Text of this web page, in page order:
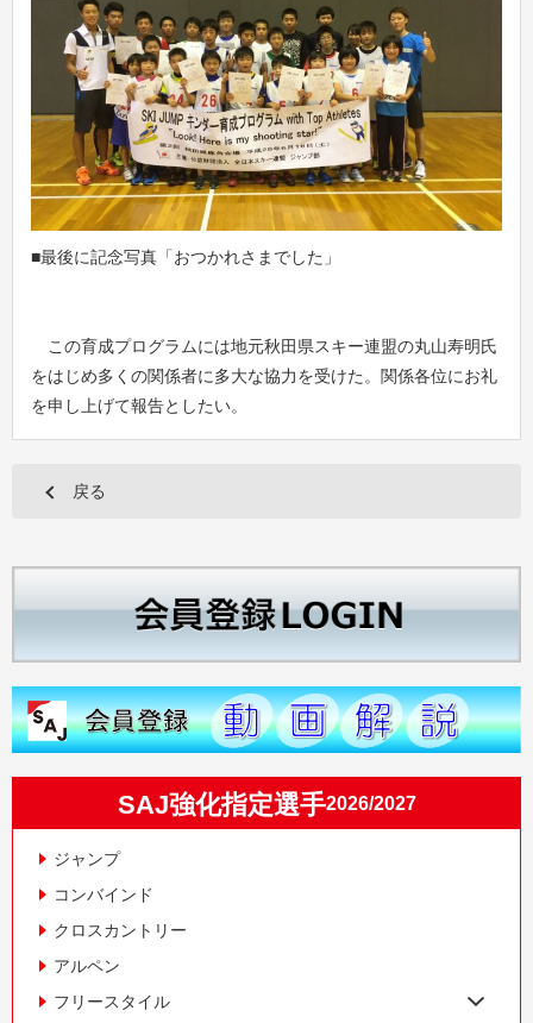
■最後に記念写真「おつかれさまでした」
この育成プログラムには地元秋田県スキー連盟の丸山寿明氏
をはじめ多くの関係者に多大な協力を受けた。関係各位にお礼
を申し上げて報告としたい。
戻る
SAJ強化指定選手2026/2027
ジャンプ
コンバインド
クロスカントリー
アルペン
フリースタイル